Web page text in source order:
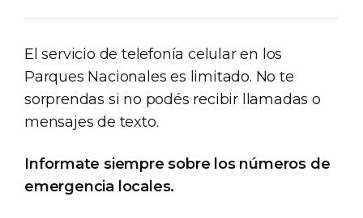
El servicio de telefonía celular en los
Parques Nacionales es limitado. No te
sorprendas si no podés recibir llamadas o
mensajes de texto.
Informate siempre sobre los números de
emergencia locales.